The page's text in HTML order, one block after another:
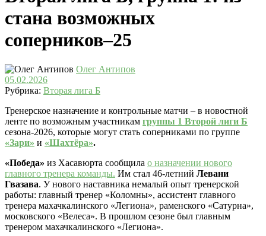
стана возможных
соперников–25
Олег Антипов
05.02.2026
Рубрика: Вторая лига Б
Тренерское назначение и контрольные матчи – в новостной
ленте по возможным участникам группы 1 Второй лиги Б
сезона-2026, которые могут стать соперниками по группе
«Зари» и «Шахтёра».
«Победа» из Хасавюрта сообщила о назначении нового
главного тренера команды. Им стал 46-летний Левани
Гвазава. У нового наставника немалый опыт тренерской
работы: главный тренер «Коломны», ассистент главного
тренера махачкалинского «Легиона», раменского «Сатурна»,
московского «Велеса». В прошлом сезоне был главным
тренером махачкалинского «Легиона».